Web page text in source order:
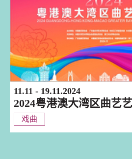
11.11 - 19.11.2024
2024粤港澳大湾区曲艺
戏曲